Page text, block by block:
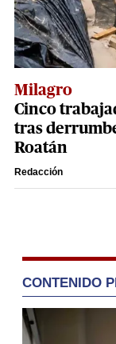
Milagro
Cinco
tras
Roatán
Redacción
CONTENIDO